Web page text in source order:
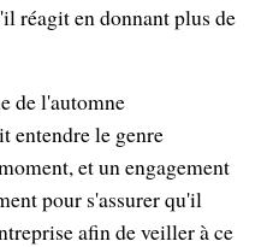
réagit en donnant plus de
de l'automne
entendre le genre
et un engagement
pour s'assurer qu'il
afin de veiller à ce